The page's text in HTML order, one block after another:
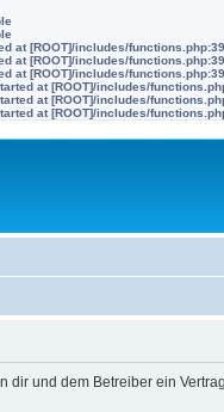
at [ROOT]/includes/
at [ROOT]/includes/
at [ROOT]/includes/
at [ROOT]/includes/
at [ROOT]/includes/
at [ROOT]/includes/
und dem Betreiber ein